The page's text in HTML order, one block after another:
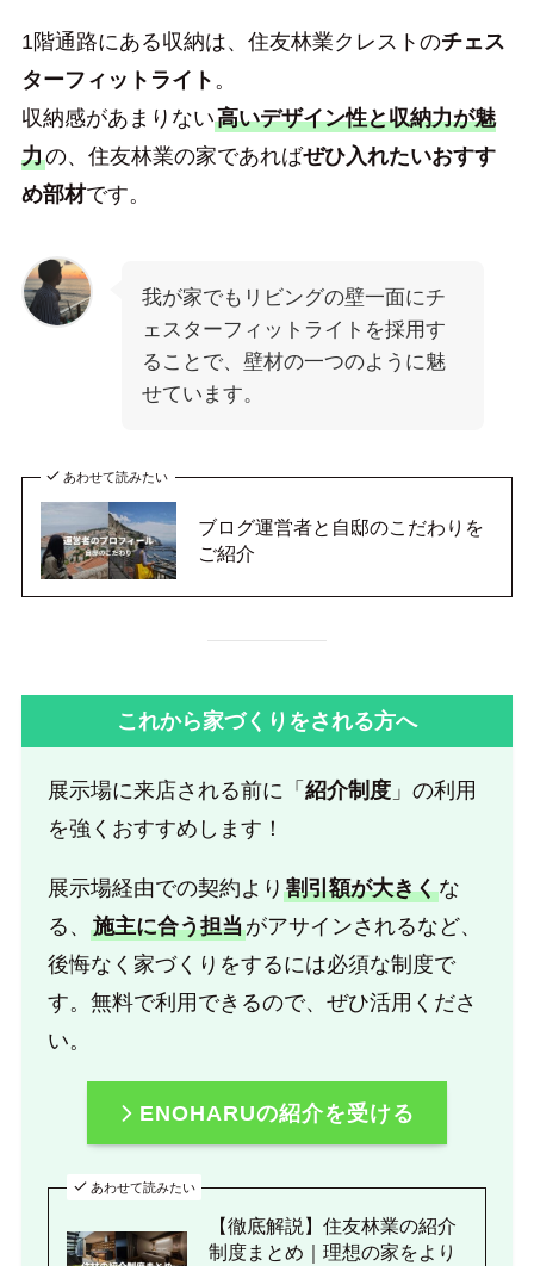
1階通路にある収納は、住友林業クレストのチェス
ターフィットライト 。
収納感があまりない高いデザイン性と収納力が魅
力の、住友林業の家であればぜひ入れたいおすす
め部材です。
我が家でもリビングの壁一面にチ
ェスターフィットライトを採用す
ることで、壁材の一つのように魅
せています。
あわせて読みたい
ブログ運営者と自邸のこだわりを
ご紹介
これから家づくりをされる方へ
展示場に来店される前に「紹介制度 」の利用
を強くおすすめします！
展示場経由での契約より割引額が大きくな
る、施主に合う担当がアサインされるなど、
後悔なく家づくりをするには必須な制度で
す。無料で利用できるので、ぜひ活用くださ
い。
ENOHARUの紹介を受ける
あわせて読みたい
【徹底解説】住友林業の紹介
制度まとめ｜理想の家をより